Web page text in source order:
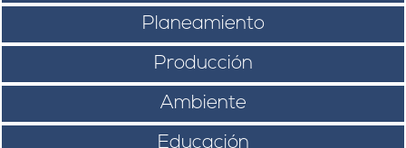
Planeamiento
Producción
Ambiente
Educación